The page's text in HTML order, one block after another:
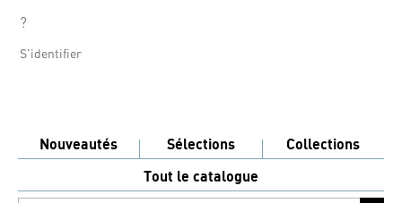
?
S'identifier
Nouveautés Sélections
Collections
Tout le catalogue